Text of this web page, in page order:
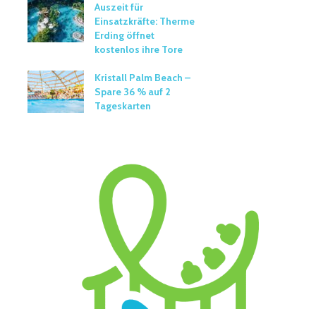
Auszeit für
Einsatzkräfte: Therme
Erding öffnet
kostenlos ihre Tore
Kristall Palm Beach –
Spare 36 % auf 2
Tageskarten